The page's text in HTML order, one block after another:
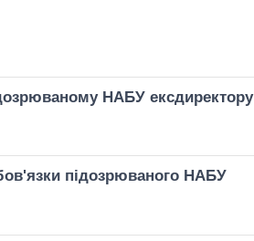
НАБУ ексдиректору
підозрюваного НАБУ